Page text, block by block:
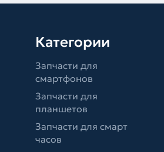
Категории
Запчасти для
смартфонов
Запчасти для
планшетов
Запчасти для смарт
часов